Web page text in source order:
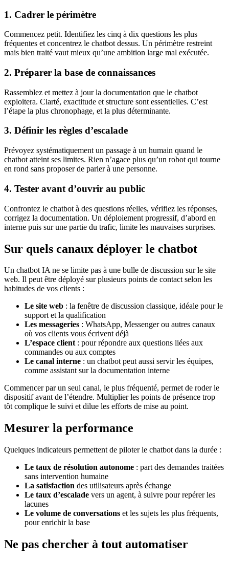
1. Cadrer le périmètre
Commencez petit. Identifiez les cinq à dix questions les plus
fréquentes et concentrez le chatbot dessus. Un périmètre restreint
mais bien traité vaut mieux qu’une ambition large mal exécutée.
2. Préparer la base de connaissances
Rassemblez et mettez à jour la documentation que le chatbot
exploitera. Clarté, exactitude et structure sont essentielles. C’est
l’étape la plus chronophage, et la plus déterminante.
3. Définir les règles d’escalade
Prévoyez systématiquement un passage à un humain quand le
chatbot atteint ses limites. Rien n’agace plus qu’un robot qui tourne
en rond sans proposer de parler à une personne.
4. Tester avant d’ouvrir au public
Confrontez le chatbot à des questions réelles, vérifiez les réponses,
corrigez la documentation. Un déploiement progressif, d’abord en
interne puis sur une partie du trafic, limite les mauvaises surprises.
Sur quels canaux déployer le chatbot
Un chatbot IA ne se limite pas à une bulle de discussion sur le site
web. Il peut être déployé sur plusieurs points de contact selon les
habitudes de vos clients :
Le site web : la fenêtre de discussion classique, idéale pour le
support et la qualification
Les messageries : WhatsApp, Messenger ou autres canaux
où vos clients vous écrivent déjà
L’espace client: pour répondre aux questions liées aux
commandes ou aux comptes
Le canal interne : un chatbot peut aussi servir les équipes,
comme assistant sur la documentation interne
Commencer par un seul canal, le plus fréquenté, permet de roder le
dispositif avant de l’étendre. Multiplier les points de présence trop
tôt complique le suivi et dilue les efforts de mise au point.
Mesurer la performance
Quelques indicateurs permettent de piloter le chatbot dans la durée :
Le taux de résolution autonome : part des demandes traitées
sans intervention humaine
La satisfaction des utilisateurs après échange
Le taux d’escalade vers un agent, à suivre pour repérer les
lacunes
Le volume de conversations et les sujets les plus fréquents,
pour enrichir la base
Ne pas chercher à tout automatiser